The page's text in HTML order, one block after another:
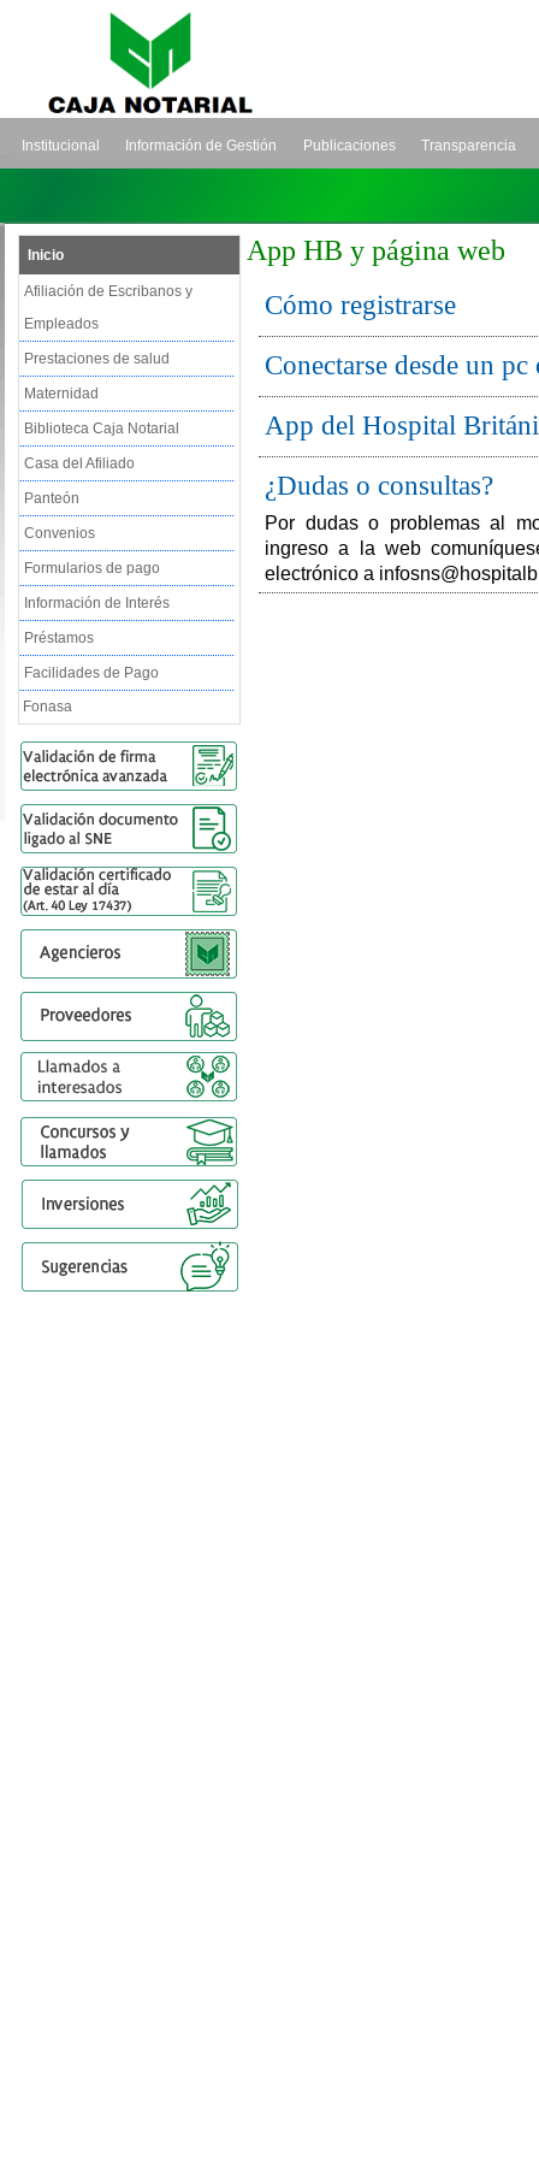
Institucional Información de Gestión Publicaciones Transparencia
Inicio
Afiliación de Escribanos y
Empleados
Prestaciones de salud
Maternidad
Biblioteca Caja Notarial
Casa del Afiliado
Panteón
Convenios
Formularios de pago
Información de Interés
Préstamos
Facilidades de Pago
Fonasa
App HB y página web
Cómo registrarse
Conectarse desde un
App del Hospital
¿Dudas o consultas?
Por dudas o problemas al
ingreso a la web
electrónico a